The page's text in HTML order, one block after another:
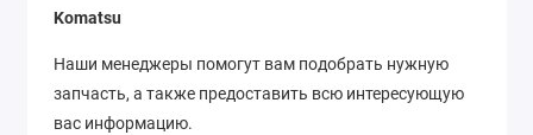
Komatsu
Наши менеджеры помогут вам подобрать нужную
запчасть, а также предоставить всю интересующую
вас информацию.